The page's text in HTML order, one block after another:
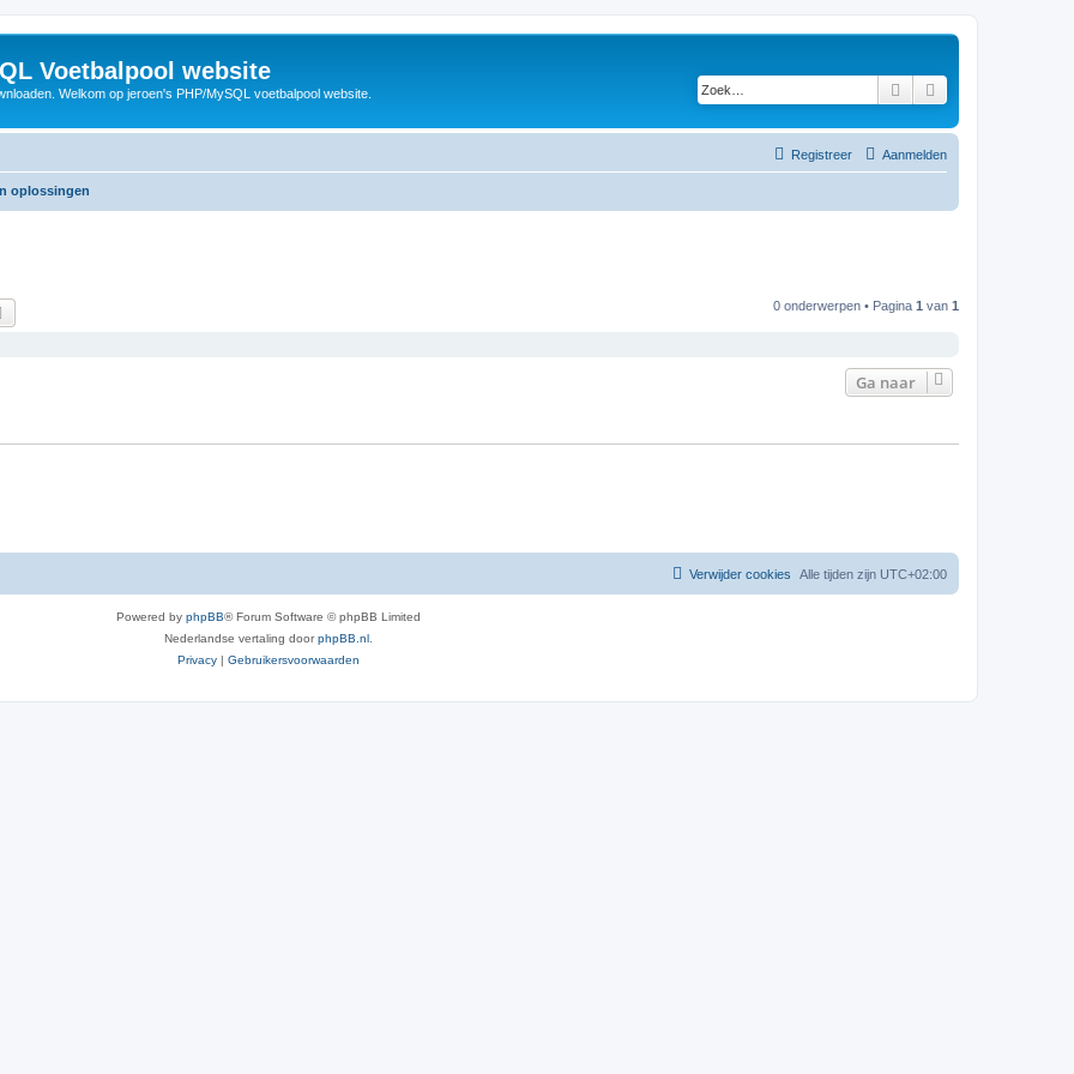
Voetbalpool website
Welkom op jeroen's PHP/MySQL voetbalpool website. Zoek
Aanmelden
Registreer
oplossingen
0 onderwerpen • Pagina 1 van 1
Ga naar
Alle tijden zijn UTC+02:00
Verwijder cookies
Powered by phpBB® Forum Software © phpBB Limited
Nederlandse vertaling doorphpBB.nl
Privacy | Gebruikersvoorwaarden